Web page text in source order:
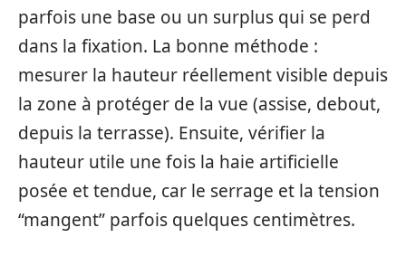
parfois une base ou un surplus qui se perd
dans la fixation. La bonne méthode :
mesurer la hauteur réellement visible depuis
la zone à protéger de la vue (assise, debout,
depuis la terrasse). Ensuite, vérifier la
hauteur utile une fois la haie artificielle
posée et tendue, car le serrage et la tension
“mangent” parfois quelques centimètres.